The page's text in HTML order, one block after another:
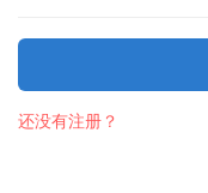
还没有注册？